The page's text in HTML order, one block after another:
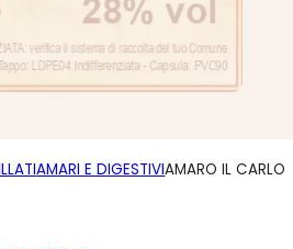
AMARI E DIGESTIVIAMARO IL CARLO